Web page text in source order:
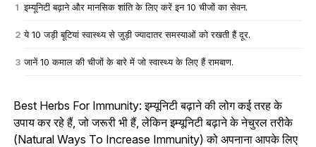
इम्यूनिटी बढ़ाने और मानसिक शांति के लिए करें इन 10 चीजों का सेवन.
ये 10 जड़ी बूटियां स्वास्थ्य से जुड़ी ज्यादातर समस्याओं को रखती हैं दूर.
जानें 10 कमाल की चीजों के बारे में जो स्वास्थ्य के लिए हैं रामबाण.
Best Herbs For Immunity: इम्यूनिटी बढ़ाने की लोग कई तरह के
उपाय कर रहे हैं, जो जरूरी भी हैं, लेकिन इम्यूनिटी बढ़ाने के नेचुरल तरीके
(Natural Ways To Increase Immunity) को अपनाना आपके लिए